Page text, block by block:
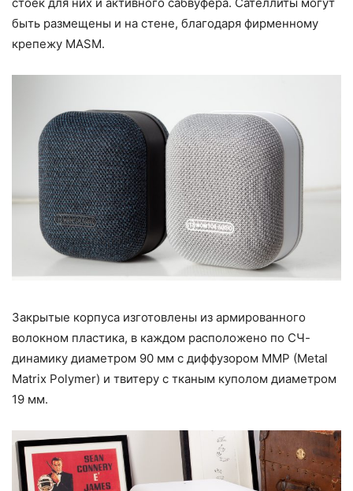
быть размещены и на стене, благодаря фирменному
крепежу MASM.
Закрытые корпуса изготовлены из армированного
волокном пластика, в каждом расположено по СЧ-
динамику диаметром 90 мм с диффузором MMP (Metal
Matrix Polymer) и твитеру с тканым куполом диаметром
19 мм.